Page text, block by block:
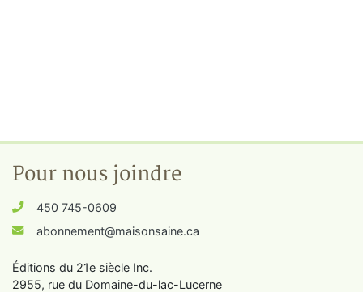
Pour nous joindre
450 745-0609
abonnement@maisonsaine.ca
Éditions du 21e siècle Inc.
2955, rue du Domaine-du-lac-Lucerne